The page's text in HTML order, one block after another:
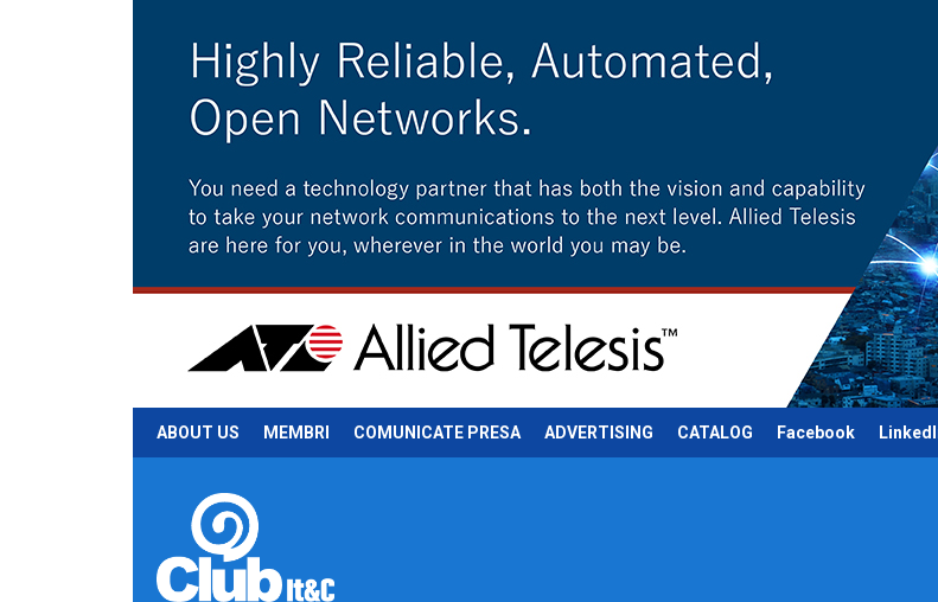
ABOUT US MEMBRI COMUNICATE PRESA ADVERTISING CATALOG Facebook